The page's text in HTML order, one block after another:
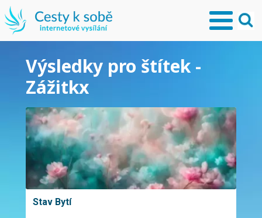
Výsledky pro štítek -
Zážitkx
Stav Bytí